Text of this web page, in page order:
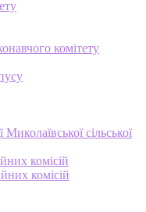
комітету
Миколаївської сільської
комісій
комісій